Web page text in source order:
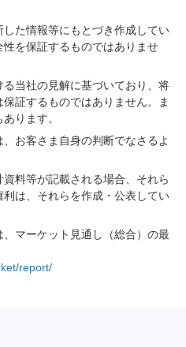
た情報等にもとづき作成してい
を保証するものではありませ
当社の見解に基づいており、将
証するものではありません。ま
ります。
お客さま自身の判断でなさるよ
料等が記載される場合、それら
は、それらを作成・公表してい
マーケット見通し（総合）の最
report/